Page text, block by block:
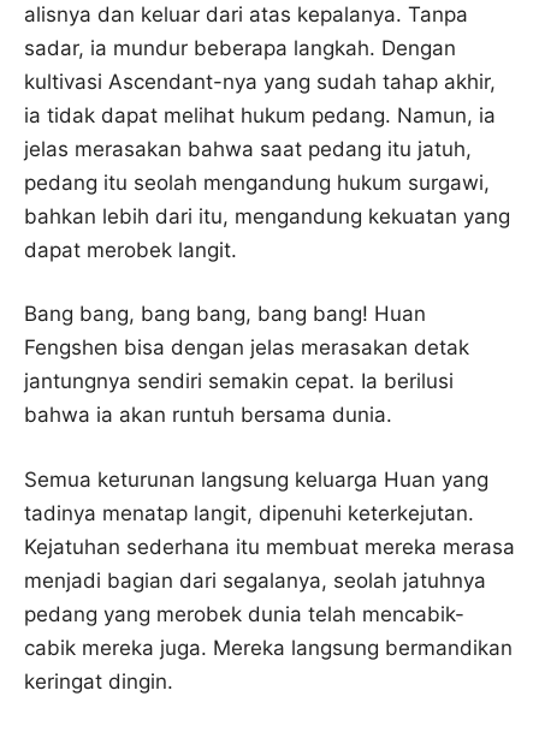
alisnya dan keluar dari atas kepalanya. Tanpa
sadar, ia mundur beberapa langkah. Dengan
kultivasi Ascendant-nya yang sudah tahap akhir,
ia tidak dapat melihat hukum pedang. Namun, ia
jelas merasakan bahwa saat pedang itu jatuh,
pedang itu seolah mengandung hukum surgawi,
bahkan lebih dari itu, mengandung kekuatan yang
dapat merobek langit.
Bang bang, bang bang, bang bang! Huan
Fengshen bisa dengan jelas merasakan detak
jantungnya sendiri semakin cepat. Ia berilusi
bahwa ia akan runtuh bersama dunia.
Semua keturunan langsung keluarga Huan yang
tadinya menatap langit, dipenuhi keterkejutan.
Kejatuhan sederhana itu membuat mereka merasa
menjadi bagian dari segalanya, seolah jatuhnya
pedang yang merobek dunia telah mencabik-
cabik mereka juga. Mereka langsung bermandikan
keringat dingin.